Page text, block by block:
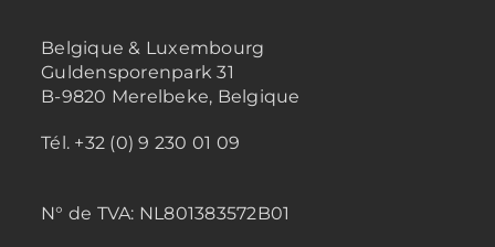
Belgique & Luxembourg
Guldensporenpark 31
B-9820 Merelbeke, Belgique
Tél. +32 (0) 9 230 01 09
N° de TVA: NL801383572B01